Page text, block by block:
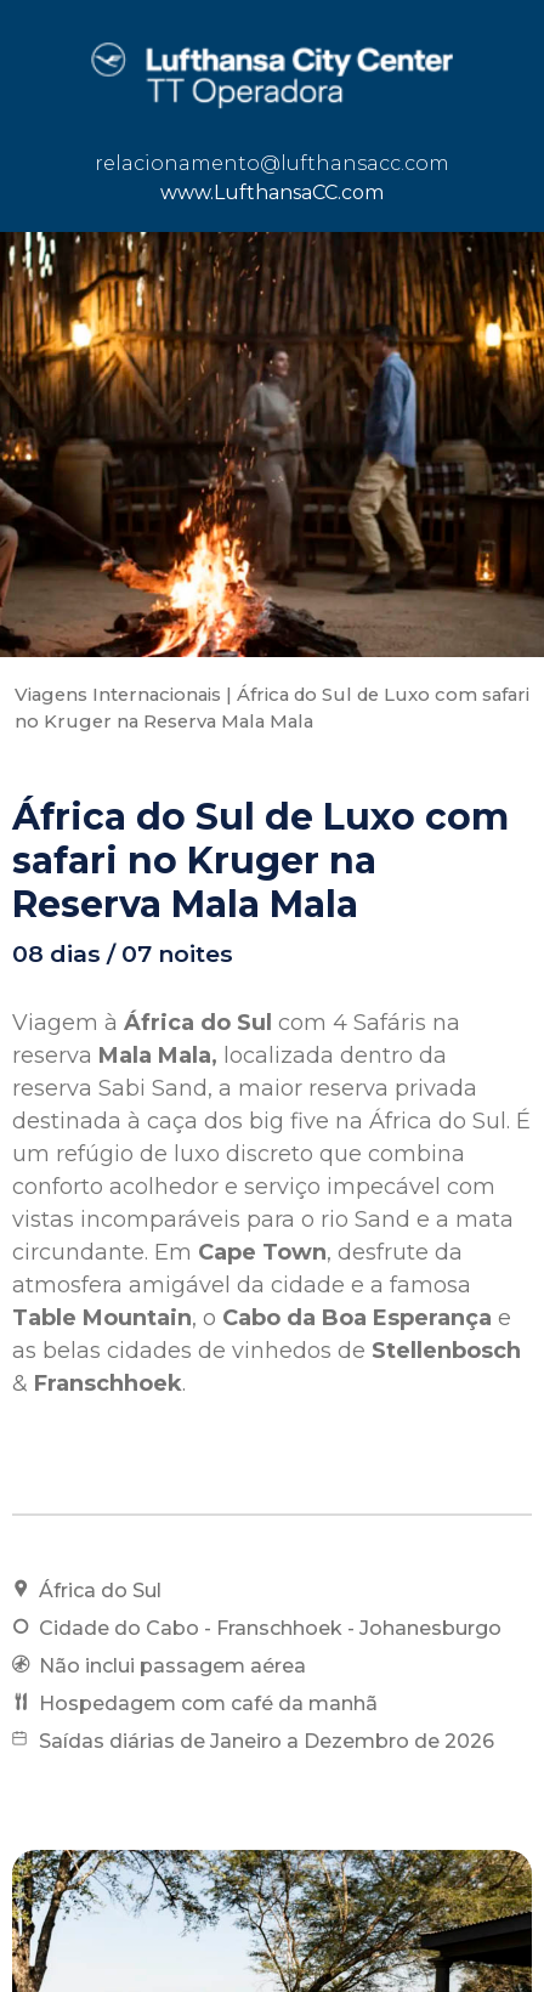
relacionamento@lufthansacc.com
www.LufthansaCC.com
Viagens Internacionais | África do Sul de Luxo com safari
no Kruger na Reserva Mala Mala
África do Sul de Luxo com
safari no Kruger na
Reserva Mala Mala
08 dias / 07 noites
Viagem à África do Sul com 4 Safáris na
reserva Mala Mala, localizada dentro da
reserva Sabi Sand, a maior reserva privada
destinada à caça dos big five na África do Sul. É
um refúgio de luxo discreto que combina
conforto acolhedor e serviço impecável com
vistas incomparáveis ​​para o rio Sand e a mata
circundante. Em Cape Town, desfrute da
atmosfera amigável da cidade e a famosa
Table Mountain, o Cabo da Boa Esperança e
as belas cidades de vinhedos de Stellenbosch
& Franschhoek.
África do Sul
Cidade do Cabo - Franschhoek - Johanesburgo
Não inclui passagem aérea
Hospedagem com café da manhã
Saídas diárias de Janeiro a Dezembro de 2026